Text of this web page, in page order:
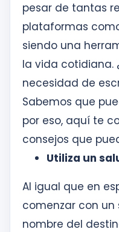
SISK
Solicitudes
pesar de tantas
plataformas
siendo una
la vida cotidiana.
necesidad de
Sabemos que
por eso, aquí te
consejos que
Utiliza un
Al igual que en
comenzar con un
nombre del